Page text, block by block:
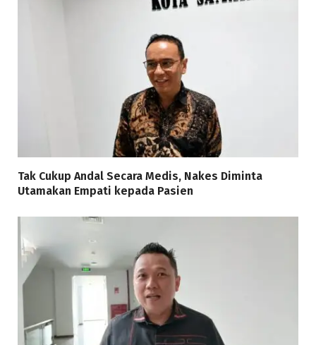
Tak Cukup Andal Secara Medis, Nakes Diminta
Utamakan Empati kepada Pasien